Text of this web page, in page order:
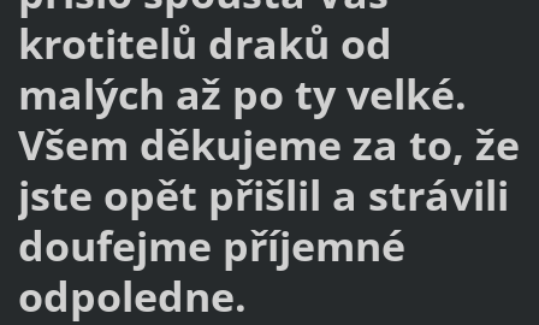
krotitelů draků od
malých až po ty velké.
Všem děkujeme za to, že
jste opět přišlil a strávili
doufejme příjemné
odpoledne.